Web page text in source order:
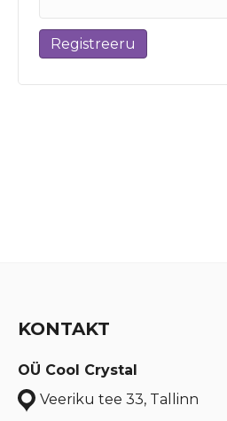
Registreeru
KONTAKT
OÜ Cool Crystal
Veeriku tee 33, Tallinn